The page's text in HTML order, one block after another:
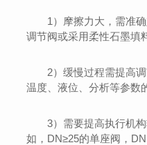
1）摩擦力大，需准
调节阀或采用柔性石墨填
2）缓慢过程需提高
温度、液位、分析等参数
3）需要提高执行机
如，DN≥25的单座阀，